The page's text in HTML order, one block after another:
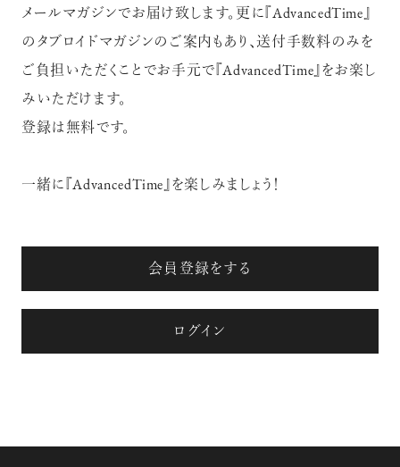
メールマガジンでお届け致します。更に『AdvancedTime』
のタブロイドマガジンのご案内もあり、送付手数料のみを
ご負担いただくことでお手元で『AdvancedTime』をお楽し
みいただけます。
登録は無料です。
一緒に『AdvancedTime』を楽しみましょう！
会員登録をする
ログイン